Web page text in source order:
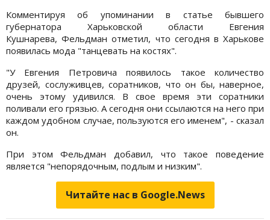
Комментируя об упоминании в статье бывшего
губернатора Харьковской области Евгения
Кушнарева, Фельдман отметил, что сегодня в Харькове
появилась мода "танцевать на костях".
"У Евгения Петровича появилось такое количество
друзей, сослуживцев, соратников, что он бы, наверное,
очень этому удивился. В свое время эти соратники
поливали его грязью. А сегодня они ссылаются на него при
каждом удобном случае, пользуются его именем", - сказал
он.
При этом Фельдман добавил, что такое поведение
является "непорядочным, подлым и низким".
Читайте нас в Google.News